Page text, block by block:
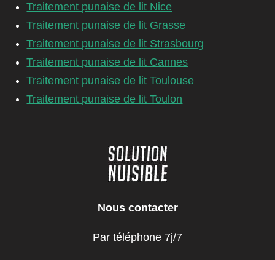
Traitement punaise de lit Nice
Traitement punaise de lit Grasse
Traitement punaise de lit Strasbourg
Traitement punaise de lit Cannes
Traitement punaise de lit Toulouse
Traitement punaise de lit Toulon
Nous contacter
Par téléphone 7j/7